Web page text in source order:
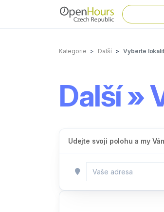
Kategorie Další Vyberte
Další »
Udejte svoji polohu a my